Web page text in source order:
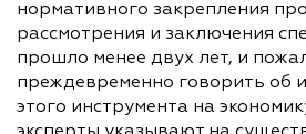
нормативного закрепления
рассмотрения и заключения
прошло менее двух лет, и
преждевременно говорить об
этого инструмента на